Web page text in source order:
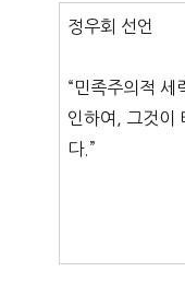
정우회 선언
“민족주의적 세
인하여, 그것이
다.”